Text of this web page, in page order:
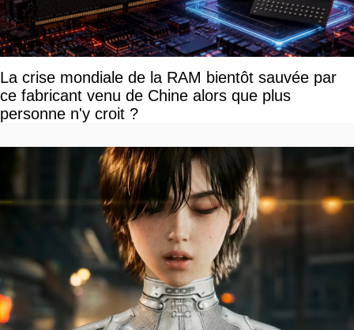
La crise mondiale de la RAM bientôt sauvée par
ce fabricant venu de Chine alors que plus
personne n'y croit ?